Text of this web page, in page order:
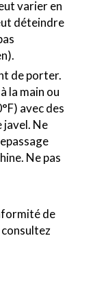
varier en
déteindre
de porter.
la main ou
avec des
javel. Ne
Ne pas
de